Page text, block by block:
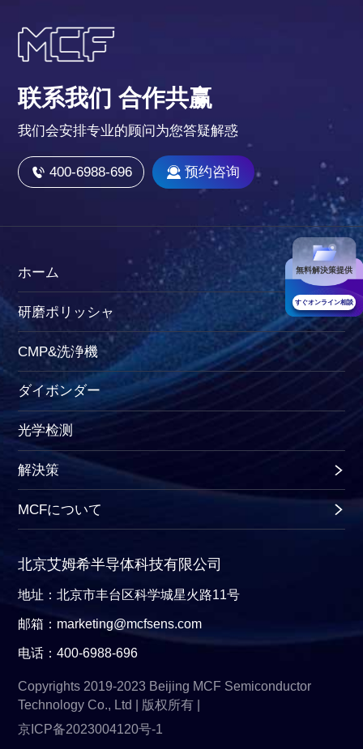
無料解決策提供
すぐオンライン相談
联系我们 合作共赢
我们会安排专业的顾问为您答疑解惑
400-6988-696 预约咨询
ホーム
研磨ポリッシャ
CMP&洗浄機
ダイボンダー
光学检测
解決策
MCFについて
北京艾姆希半导体科技有限公司
地址：北京市丰台区科学城星火路11号
邮箱：marketing@mcfsens.com
电话：400-6988-696
Copyrights 2019-2023 Beijing MCF Semiconductor
Technology Co., Ltd | 版权所有 |
京ICP备2023004120号-1